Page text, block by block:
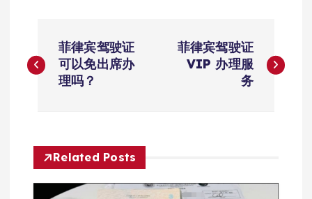
章
航
菲律宾驾驶证
可以免出席办
理吗？
菲律宾驾驶证
VIP 办理服
务
Related Posts